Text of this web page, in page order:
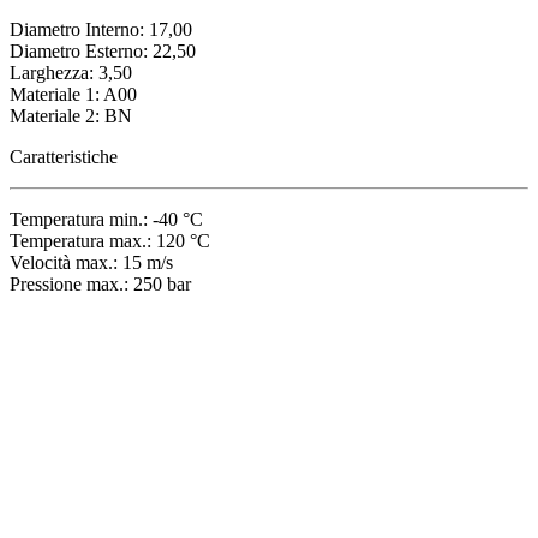
Diametro Interno: 17,00
Diametro Esterno: 22,50
Larghezza: 3,50
Materiale 1: A00
Materiale 2: BN
Caratteristiche
Temperatura min.: -40 °C
Temperatura max.: 120 °C
Velocità max.: 15 m/s
Pressione max.: 250 bar